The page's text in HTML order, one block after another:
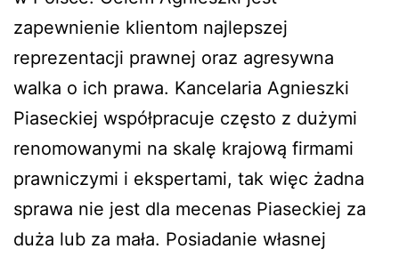
zapewnienie klientom najlepszej
reprezentacji prawnej oraz agresywna
walka o ich prawa. Kancelaria Agnieszki
Piaseckiej współpracuje często z dużymi
renomowanymi na skalę krajową firmami
prawniczymi i ekspertami, tak więc żadna
sprawa nie jest dla mecenas Piaseckiej za
duża lub za mała. Posiadanie własnej